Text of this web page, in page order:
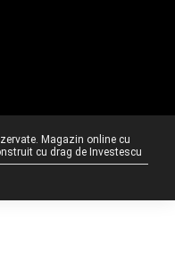
Magazin online cu
cu drag de Investescu